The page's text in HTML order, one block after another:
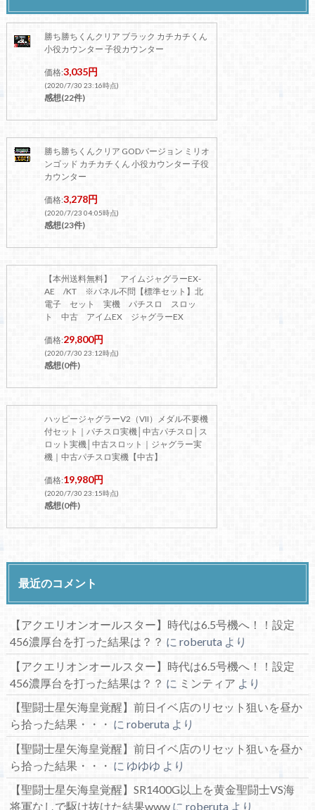
勝ち勝ちくんクリア ブラック カチカチくん
小役カウンター 子役カウンター
価格:3,035円
(2020/7/30 23:16時点)
感想(22件)
勝ち勝ちくんクリア GODバージョン ミリオ
ンゴッド カチカチくん 小役カウンター 子役
カウンター
価格:3,278円
(2020/7/23 04:05時点)
感想(23件)
【本州送料無料】 アイムジャグラーEX-
AE /KT ※パネル不問【標準セット】北
電子 セット 実機 パチスロ スロッ
ト 中古 アイムEX ジャグラーEX
価格:29,800円
(2020/7/30 23:12時点)
感想(0件)
ハッピージャグラーV2（VII）メダル不要機
付セット｜パチスロ実機│中古パチスロ│ス
ロット実機│中古スロット｜ジャグラー実
機｜中古パチスロ実機【中古】
価格:19,980円
(2020/7/30 23:15時点)
感想(0件)
最近のコメント
【アクエリオンオールスター】時代は6.5号機へ！！設定
456濃厚台を打った結果は？？ に roberutaより
【アクエリオンオールスター】時代は6.5号機へ！！設定
456濃厚台を打った結果は？？ に ミンティア より
【聖闘士星矢海皇覚醒】前日イベ店のリセット狙いを昼か
ら拾った結果・・・ に roberutaより
【聖闘士星矢海皇覚醒】前日イベ店のリセット狙いを昼か
ら拾った結果・・・ に ゆゆゆ より
【聖闘士星矢海皇覚醒】SR1400G以上を黄金聖闘士VS海
将軍なしで駆け抜けた結果wwwに roberutaより